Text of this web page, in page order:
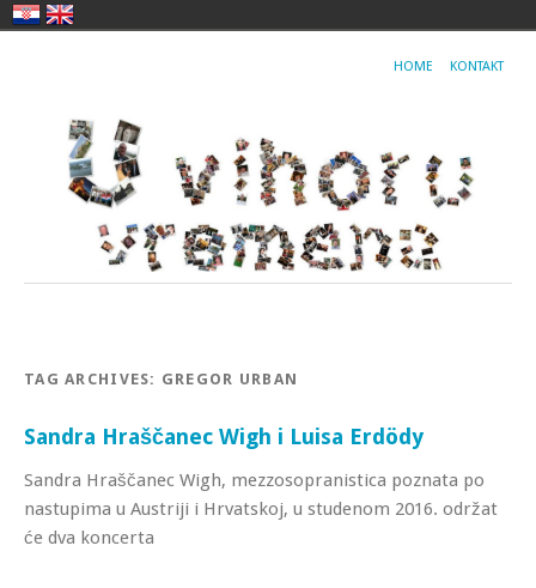
HOME KONTAKT
TAG ARCHIVES: GREGOR URBAN
Sandra Hraščanec Wigh i Luisa Erdödy
Sandra Hraščanec Wigh, mezzosopranistica poznata po
nastupima u Austriji i Hrvatskoj, u studenom 2016. održat
će dva koncerta